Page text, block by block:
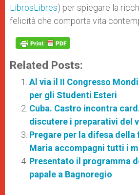
LibrosLibres) per spiegare la
felicità che comporta vita
Related Posts:
Al via il II Congresso
per gli Studenti Esteri
Cuba. Castro incontra
discutere i preparativi del
Pregare per la difesa della
Maria accompagni tutti i
Presentato il programma
papale a Bagnoregio